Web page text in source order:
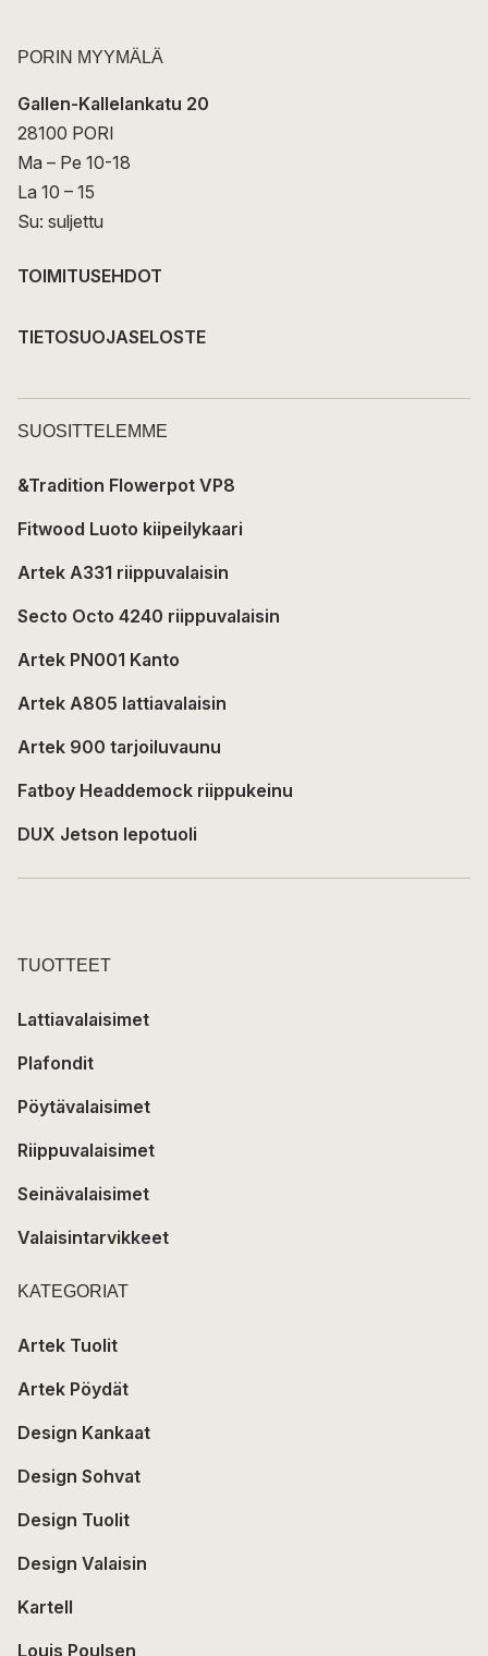
PORIN MYYMÄLÄ
Gallen-Kallelankatu 20
28100 PORI
Ma – Pe 10-18
La 10 – 15
Su: suljettu
TOIMITUSEHDOT
TIETOSUOJASELOSTE
SUOSITTELEMME
&Tradition Flowerpot VP8
Fitwood Luoto kiipeilykaari
Artek A331 riippuvalaisin
Secto Octo 4240 riippuvalaisin
Artek PN001 Kanto
Artek A805 lattiavalaisin
Artek 900 tarjoiluvaunu
Fatboy Headdemock riippukeinu
DUX Jetson lepotuoli
TUOTTEET
Lattiavalaisimet
Plafondit
Pöytävalaisimet
Riippuvalaisimet
Seinävalaisimet
Valaisintarvikkeet
KATEGORIAT
Artek Tuolit
Artek Pöydät
Design Kankaat
Design Sohvat
Design Tuolit
Design Valaisin
Kartell
Louis Poulsen